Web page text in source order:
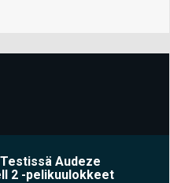
Audeze
2 -pelikuulokkeet